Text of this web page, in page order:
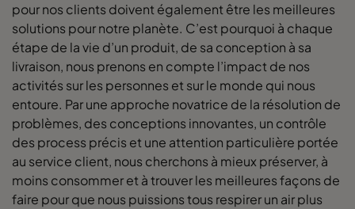
pour nos clients doivent également être les meilleures
solutions pour notre planète. C’est pourquoi à chaque
étape de la vie d’un produit, de sa conception à sa
livraison, nous prenons en compte l’impact de nos
activités sur les personnes et sur le monde qui nous
entoure. Par une approche novatrice de la résolution de
problèmes, des conceptions innovantes, un contrôle
des process précis et une attention particulière portée
au service client, nous cherchons à mieux préserver, à
moins consommer et à trouver les meilleures façons de
faire pour que nous puissions tous respirer un air plus